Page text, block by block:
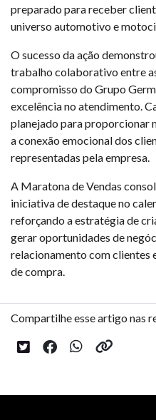
preparado para receber
universo automotivo e
O sucesso da ação
trabalho colaborativo entre
compromisso do Grupo
excelência no atendimento.
planejado para proporcionar
a conexão emocional dos
representadas pela empresa.
A Maratona de Vendas
iniciativa de destaque no
reforçando a estratégia de
gerar oportunidades de
relacionamento com clientes
de compra.
Compartilhe esse artigo nas